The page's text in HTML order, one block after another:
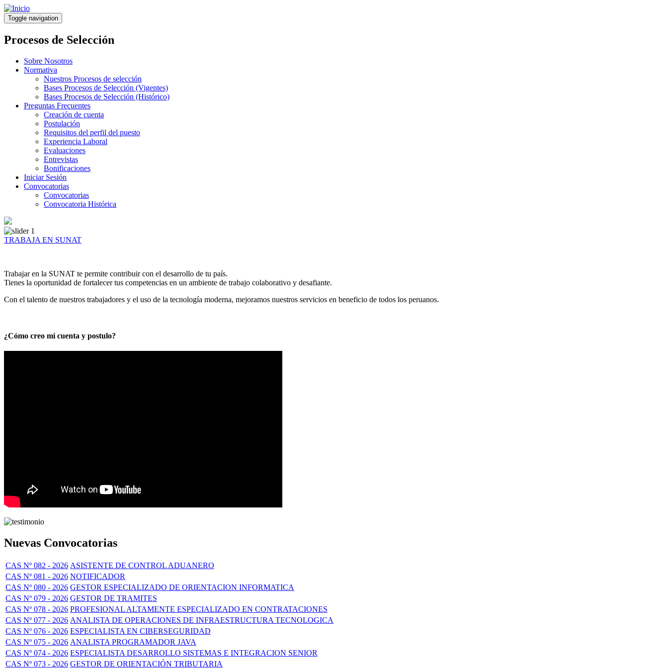
Pasar
al
contenido
principal
Toggle navigation
Procesos de Selección
Sobre Nosotros
Normativa
Nuestros Procesos de selección
Bases Procesos de Selección (Vigentes)
Bases Procesos de Selección (Histórico)
Preguntas Frecuentes
Creación de cuenta
Postulación
Requisitos del perfil del puesto
Experiencia Laboral
Evaluaciones
Entrevistas
Bonificaciones
Iniciar Sesión
Convocatorias
Convocatorias
Convocatoria Histórica
TRABAJA EN SUNAT
Trabajar en la SUNAT te permite contribuir con el desarrollo de tu país.
Tienes la oportunidad de fortalecer tus competencias en un ambiente de trabajo colaborativo y desafiante.
Con el talento de nuestros trabajadores y el uso de la tecnología moderna, mejoramos nuestros servicios en beneficio de todos los peruanos.
¿Cómo creo mi cuenta y postulo?
Nuevas Convocatorias
CAS Nº 082 - 2026 ASISTENTE DE CONTROL ADUANERO
CAS Nº 081 - 2026 NOTIFICADOR
CAS Nº 080 - 2026 GESTOR ESPECIALIZADO DE ORIENTACION INFORMATICA
CAS Nº 079 - 2026 GESTOR DE TRAMITES
CAS Nº 078 - 2026 PROFESIONAL ALTAMENTE ESPECIALIZADO EN CONTRATACIONES
CAS Nº 077 - 2026 ANALISTA DE OPERACIONES DE INFRAESTRUCTURA TECNOLOGICA
CAS Nº 076 - 2026 ESPECIALISTA EN CIBERSEGURIDAD
CAS Nº 075 - 2026 ANALISTA PROGRAMADOR JAVA
CAS Nº 074 - 2026 ESPECIALISTA DESARROLLO SISTEMAS E INTEGRACION SENIOR
CAS Nº 073 - 2026 GESTOR DE ORIENTACIÓN TRIBUTARIA